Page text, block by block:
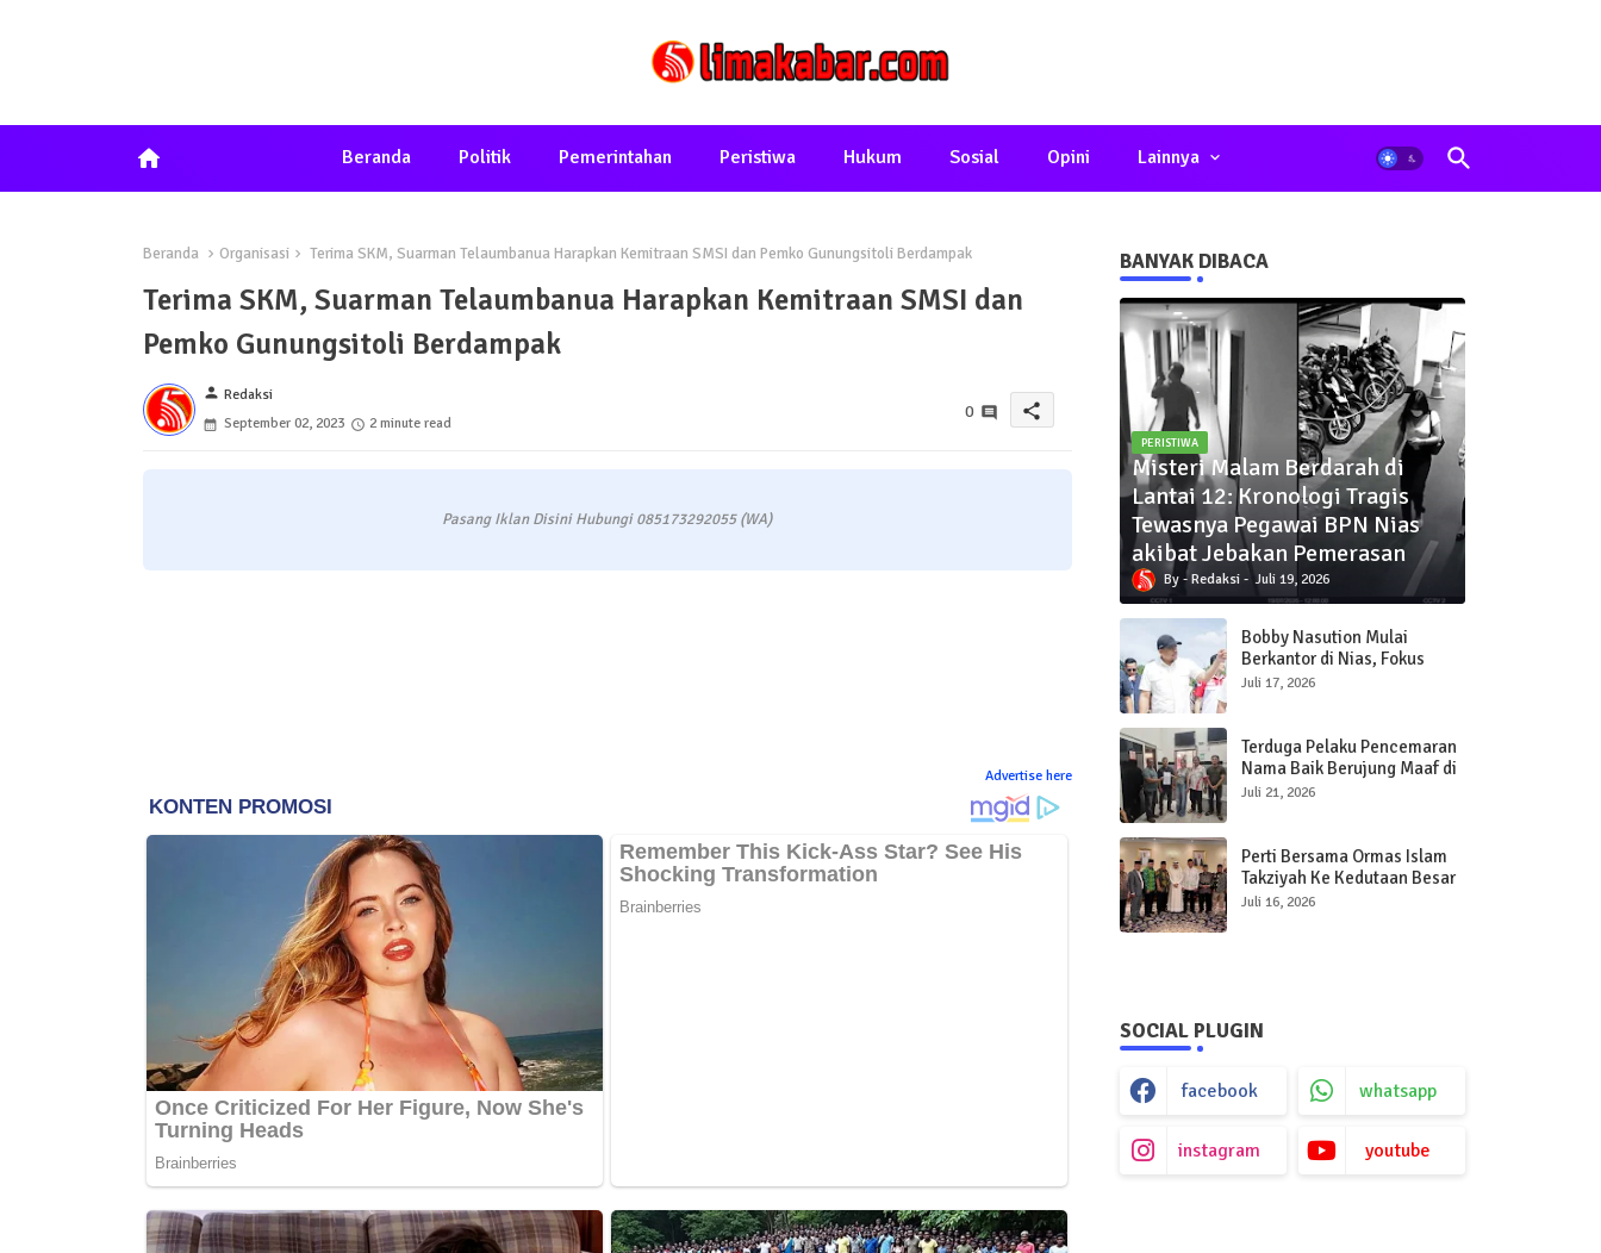
home Beranda Politik Pemerintahan Peristiwa Hukum Sosial Opini Lainnya
Beranda Organisasi Terima SKM, Suarman Telaumbanua Harapkan Kemitraan SMSI dan Pemko Gunungsitoli Berdampak
Terima SKM, Suarman Telaumbanua Harapkan Kemitraan SMSI dan
Pemko Gunungsitoli Berdampak
person Redaksi
September 02, 2023
2 minute read
0 share
Pasang Iklan Disini Hubungi 085173292055 (WA)
Advertise here
BANYAK DIBACA
PERISTIWA
Misteri Malam Berdarah di
Lantai 12: Kronologi Tragis
Tewasnya Pegawai BPN Nias
akibat Jebakan Pemerasan
Redaksi Juli 19, 2026
Bobby Nasution Mulai
Berkantor di Nias, Fokus
Percepat Pembangunan
Juli 17, 2026
Terduga Pelaku Pencemaran
Nama Baik Berujung Maaf di
Polres Sibolga
Juli 21, 2026
Perti Bersama Ormas Islam
Takziyah Ke Kedutaan Besar
Qatar
Juli 16, 2026
SOCIAL PLUGIN
facebook whatsapp
instagram youtube